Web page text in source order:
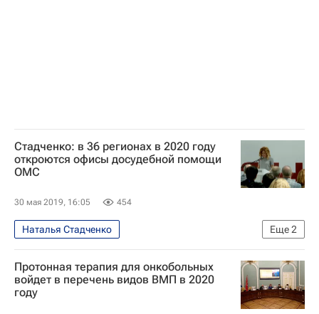
Стадченко: в 36 регионах в 2020 году
откроются офисы досудебной помощи
ОМС
30 мая 2019, 16:05 454
Еще2
Наталья Стадченко
Обязательное медицинское страхование
Россия
Протонная терапия для онкобольных
войдет в перечень видов ВМП в 2020
году